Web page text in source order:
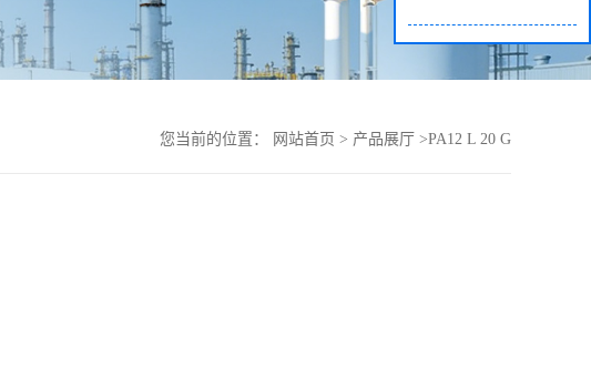
您当前的位置： 网站首页 > 产品展厅 >PA12 L 20 G